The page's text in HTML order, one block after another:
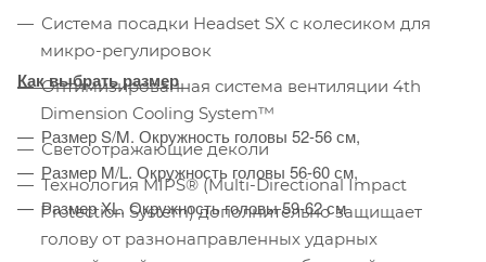
Система посадки Headset SX c колесиком для
микро-регулировок
Оптимизированная система вентиляции 4th
Dimension Cooling System™
Светоотражающие деколи
Технология MIPS® (Multi-Directional Impact
Protection System) дополнительно защищает
голову от разнонаправленных ударных
Как выбрать размер
Размер S/M. Окружность головы 52-56 см,
Размер M/L. Окружность головы 56-60 см,
Размер XL. Окружность головы 59-62 см